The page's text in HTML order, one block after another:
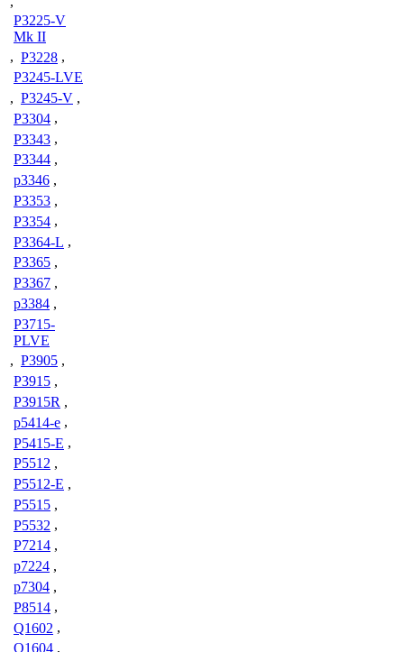
P3225-V
Mk II
, P3228 ,
P3245-LVE
, P3245-V ,
P3304 ,
P3343 ,
P3344 ,
p3346 ,
P3353 ,
P3354 ,
P3364-L ,
P3365 ,
P3367 ,
p3384 ,
P3715-
PLVE
, P3905 ,
P3915 ,
P3915R ,
p5414-e ,
P5415-E ,
P5512 ,
P5512-E ,
P5515 ,
P5532 ,
P7214 ,
p7224 ,
p7304 ,
P8514 ,
Q1602 ,
Q1604 ,